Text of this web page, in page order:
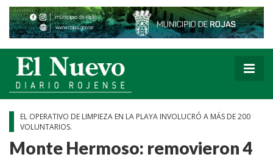
EL OPERATIVO DE LIMPIEZA EN LA PLAYA INVOLUCRÓ A MÁS DE 200
VOLUNTARIOS.
Monte Hermoso: removieron 4